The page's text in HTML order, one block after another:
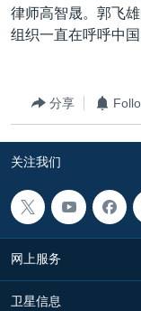
律师高智晟。郭飞
组织一直在呼呼中国
分享
关注我们
网上服务
卫星信息